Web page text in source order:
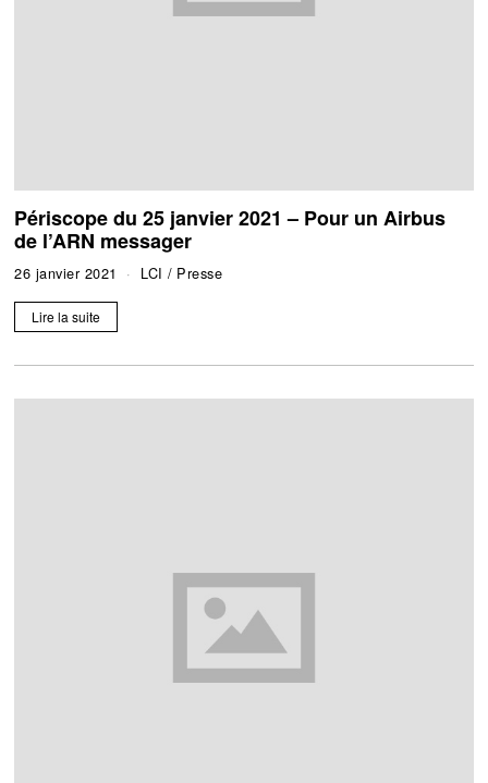
Périscope du 25 janvier 2021 – Pour un Airbus
de l’ARN messager
26 janvier 2021 LCI / Presse
Lire la suite